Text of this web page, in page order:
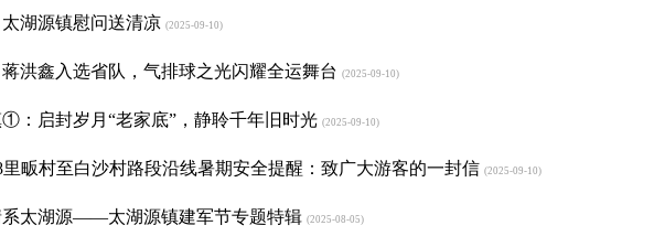
湖源镇慰问送清凉 (2025-09-10)
洪鑫入选省队，气排球之光闪耀全运舞台 (2025-09-10)
：启封岁月“老家底”，静聆千年旧时光 (2025-09-10)
里畈村至白沙村路段沿线暑期安全提醒：致广大游客的一封信 (2025-09-10)
系太湖源——太湖源镇建军节专题特辑 (2025-08-05)